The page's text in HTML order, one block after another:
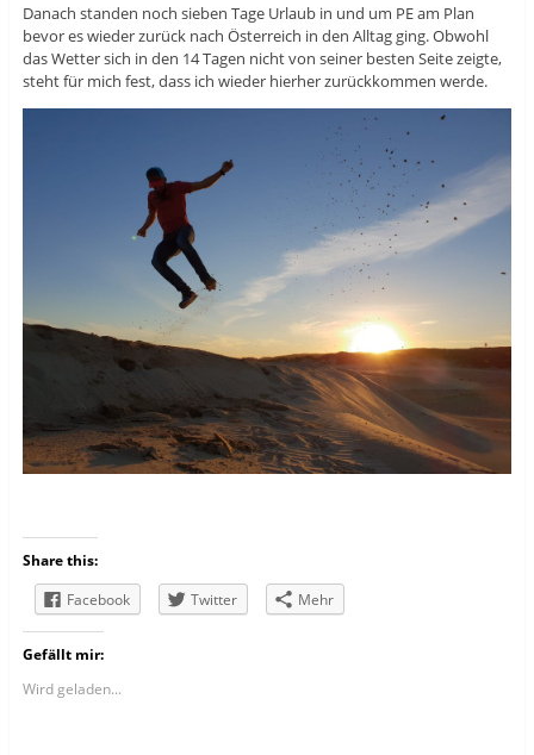
Danach standen noch sieben Tage Urlaub in und um PE am Plan
bevor es wieder zurück nach Österreich in den Alltag ging. Obwohl
das Wetter sich in den 14 Tagen nicht von seiner besten Seite zeigte,
steht für mich fest, dass ich wieder hierher zurückkommen werde.
Share this:
Facebook
Twitter Mehr
Gefällt mir:
Wird geladen...